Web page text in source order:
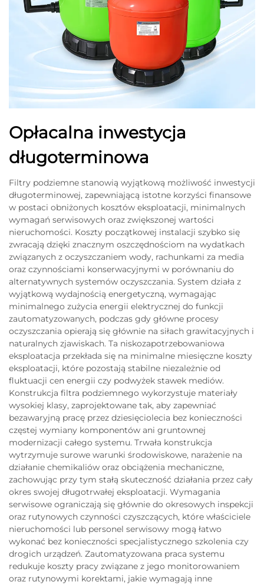
Opłacalna inwestycja
długoterminowa
Filtry podziemne stanowią wyjątkową możliwość inwestycji
długoterminowej, zapewniającą istotne korzyści finansowe
w postaci obniżonych kosztów eksploatacji, minimalnych
wymagań serwisowych oraz zwiększonej wartości
nieruchomości. Koszty początkowej instalacji szybko się
zwracają dzięki znacznym oszczędnościom na wydatkach
związanych z oczyszczaniem wody, rachunkami za media
oraz czynnościami konserwacyjnymi w porównaniu do
alternatywnych systemów oczyszczania. System działa z
wyjątkową wydajnością energetyczną, wymagając
minimalnego zużycia energii elektrycznej do funkcji
zautomatyzowanych, podczas gdy główne procesy
oczyszczania opierają się głównie na siłach grawitacyjnych i
naturalnych zjawiskach. Ta niskozapotrzebowaniowa
eksploatacja przekłada się na minimalne miesięczne koszty
eksploatacji, które pozostają stabilne niezależnie od
fluktuacji cen energii czy podwyżek stawek mediów.
Konstrukcja filtra podziemnego wykorzystuje materiały
wysokiej klasy, zaprojektowane tak, aby zapewniać
bezawaryjną pracę przez dziesięciolecia bez konieczności
częstej wymiany komponentów ani gruntownej
modernizacji całego systemu. Trwała konstrukcja
wytrzymuje surowe warunki środowiskowe, narażenie na
działanie chemikaliów oraz obciążenia mechaniczne,
zachowując przy tym stałą skuteczność działania przez cały
okres swojej długotrwałej eksploatacji. Wymagania
serwisowe ograniczają się głównie do okresowych inspekcji
oraz rutynowych czynności czyszczących, które właściciele
nieruchomości lub personel serwisowy mogą łatwo
wykonać bez konieczności specjalistycznego szkolenia czy
drogich urządzeń. Zautomatyzowana praca systemu
redukuje koszty pracy związane z jego monitorowaniem
oraz rutynowymi korektami, jakie wymagają inne